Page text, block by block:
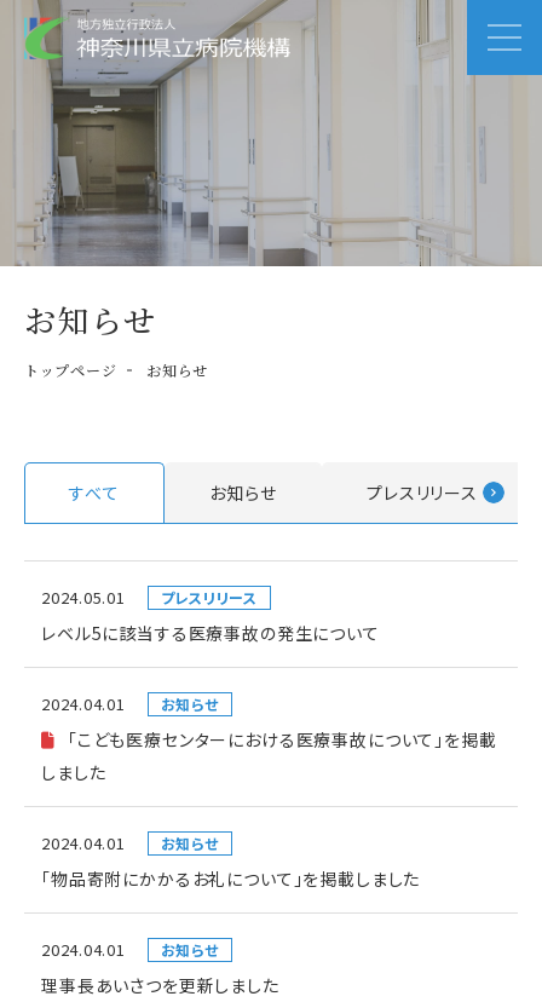
お知らせ
トップページ お知らせ
すべて お知らせ プレスリリース
2024.05.01 プレスリリース
レベル5に該当する医療事故の発生について
2024.04.01 お知らせ
「こども医療センターにおける医療事故について」を掲載
しました
2024.04.01 お知らせ
「物品寄附にかかるお礼について」を掲載しました
2024.04.01 お知らせ
理事長あいさつを更新しました